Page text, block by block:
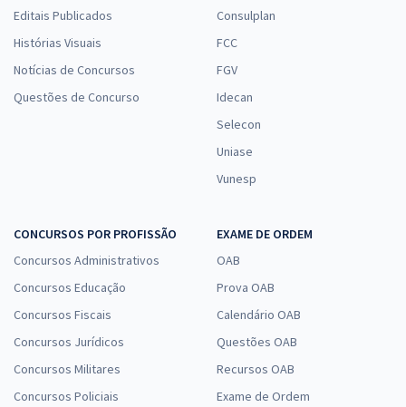
Editais Publicados
Histórias Visuais
Notícias de Concursos
Questões de Concurso
Consulplan
FCC
FGV
Idecan
Selecon
Uniase
Vunesp
CONCURSOS POR PROFISSÃO
Concursos Administrativos
Concursos Educação
Concursos Fiscais
Concursos Jurídicos
Concursos Militares
Concursos Policiais
EXAME DE ORDEM
OAB
Prova OAB
Calendário OAB
Questões OAB
Recursos OAB
Exame de Ordem